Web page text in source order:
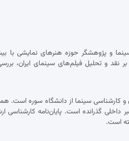
و پژوهشگر حوزه هنرهای نمایشی با
و تحلیل فیلم‌های سینمای ایران،
و کارشناسی سینما از دانشگاه سوره است.
داخلی گذرانده است. پایان‌نامه کارشناسی
است.